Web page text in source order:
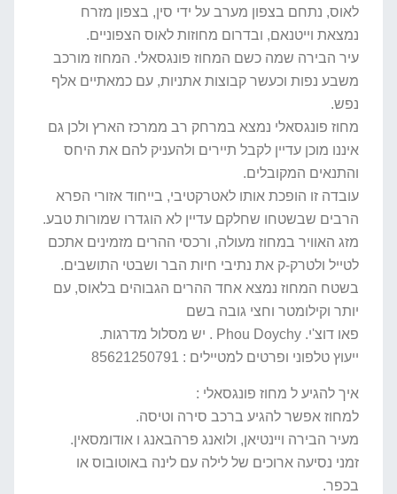
לאוס, נתחם בצפון מערב על ידי סין, בצפון מזרח
נמצאת וייטנאם, ובדרום מחוזות לאוס הצפוניים.
עיר הבירה שמה כשם המחוז פונגסאלי. המחוז מורכב
משבע נפות וכעשר קבוצות אתניות, עם כמאתיים אלף
נפש.
מחוז פונגסאלי נמצא במרחק רב ממרכז הארץ ולכן גם
איננו מוכן עדיין לקבל תיירים ולהעניק להם את היחס
והתנאים המקובלים.
עובדה זו הופכת אותו לאטרקטיבי, בייחוד אזורי הפרא
הרבים שבשטחו שחלקם עדיין לא הוגדרו שמורות טבע.
מזג האוויר במחוז מעולה, ורכסי ההרים מזמינים אתכם
לטייל ולטרק-ק את נתיבי חיות הבר ושבטי התושבים.
בשטח המחוז נמצא אחד ההרים הגבוהים בלאוס, עם
יותר וקילומטר וחצי גובה בשם
פאו דוצ'י. Phou Doychy . יש מסלול מדרגות.
ייעוץ טלפוני ופרטים למטיילים : 85621250791
איך להגיע ל מחוז פונגסאלי :
למחוז אפשר להגיע ברכב סירה וטיסה.
מעיר הבירה ויינטיאן, ולואנג פרהבאנג ו אודומסאין.
זמני נסיעה ארוכים של לילה עם לינה באוטובוס או
בכפר.